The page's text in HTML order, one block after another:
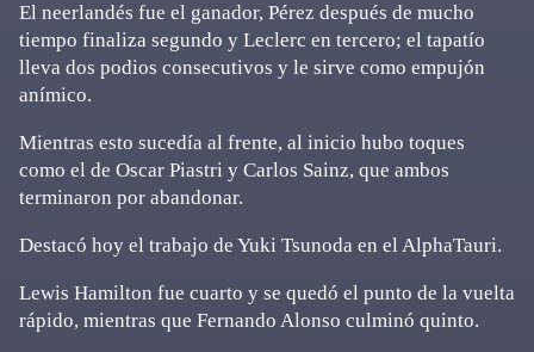
El neerlandés fue el ganador, Pérez después de mucho
tiempo finaliza segundo y Leclerc en tercero; el tapatío
lleva dos podios consecutivos y le sirve como empujón
anímico.
Mientras esto sucedía al frente, al inicio hubo toques
como el de Oscar Piastri y Carlos Sainz, que ambos
terminaron por abandonar.
Destacó hoy el trabajo de Yuki Tsunoda en el AlphaTauri.
Lewis Hamilton fue cuarto y se quedó el punto de la vuelta
rápido, mientras que Fernando Alonso culminó quinto.